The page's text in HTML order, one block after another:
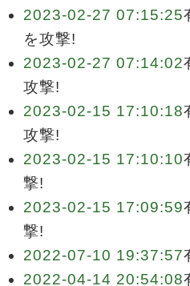
2023-02-27 07:15:25
を攻撃!
2023-02-27 07:14:02
攻撃!
2023-02-15 17:10:18
攻撃!
2023-02-15 17:10:10
撃!
2023-02-15 17:09:59
撃!
2022-07-10 19:37:57
2022-04-14 20:54:08